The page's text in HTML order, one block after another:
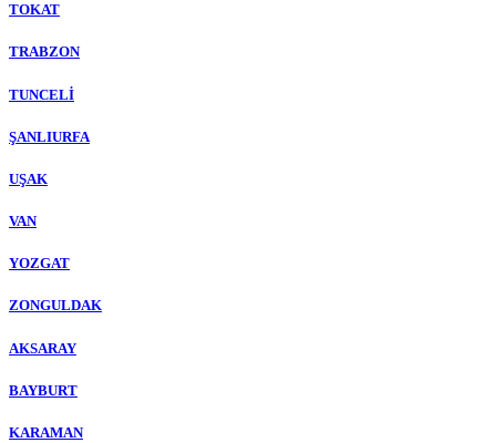
TOKAT
TRABZON
TUNCELİ
ŞANLIURFA
UŞAK
VAN
YOZGAT
ZONGULDAK
AKSARAY
BAYBURT
KARAMAN